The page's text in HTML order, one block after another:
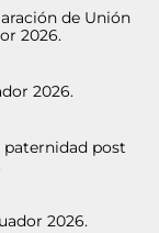
de Unión
2026.
2026.
paternidad post
2026.